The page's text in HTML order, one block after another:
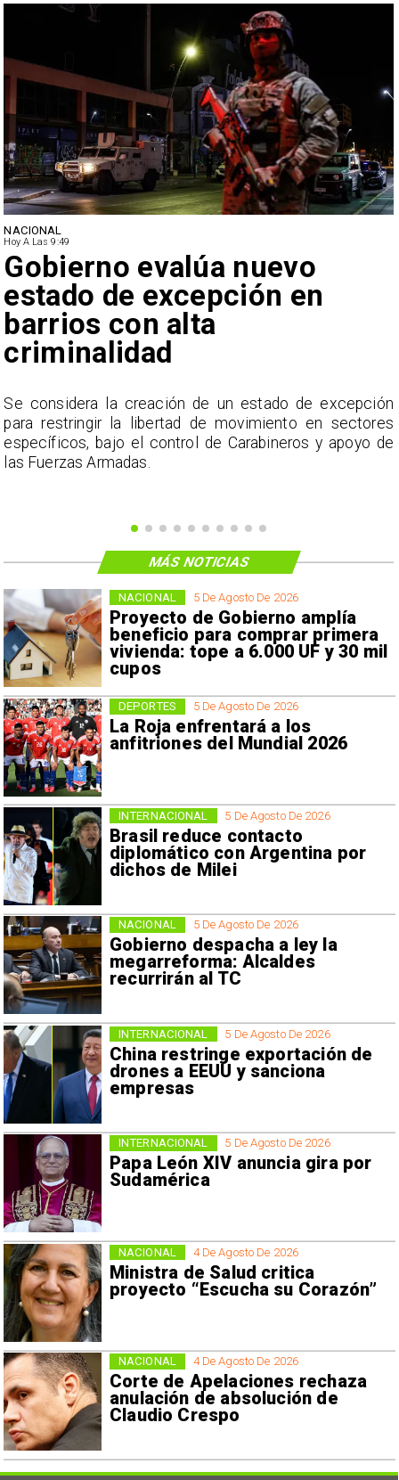
NACIONAL
Hoy A Las 9:49
Gobierno evalúa nuevo
estado de excepción en
barrios con alta
criminalidad
Se considera la creación de un estado de excepción
para restringir la libertad de movimiento en sectores
específicos, bajo el control de Carabineros y apoyo de
las Fuerzas Armadas.
5 De Agosto De 2026
Proyecto de Gobierno amplía
beneficio para comprar primera
vivienda: tope a 6.000 UF y 30 mil
cupos
NACIONAL
5 De Agosto De 2026
La Roja enfrentará a los
anfitriones del Mundial 2026
DEPORTES
5 De Agosto De 2026
Brasil reduce contacto
diplomático con Argentina por
dichos de Milei
INTERNACIONAL
5 De Agosto De 2026
Gobierno despacha a ley la
megarreforma: Alcaldes
recurrirán al TC
NACIONAL
5 De Agosto De 2026
China restringe exportación de
drones a EEUU y sanciona
empresas
INTERNACIONAL
5 De Agosto De 2026
Papa León XIV anuncia gira por
Sudamérica
INTERNACIONAL
4 De Agosto De 2026
Ministra de Salud critica
proyecto “Escucha su Corazón”
NACIONAL
4 De Agosto De 2026
Corte de Apelaciones rechaza
anulación de absolución de
Claudio Crespo
NACIONAL
MÁS NOTICIAS